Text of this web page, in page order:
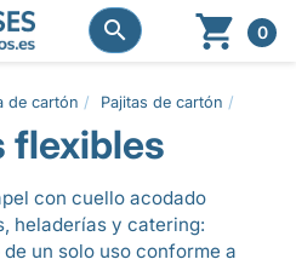

  0
de cartón Pajitas de cartón
flexibles
con cuello acodado
heladerías y catering:
un solo uso conforme a